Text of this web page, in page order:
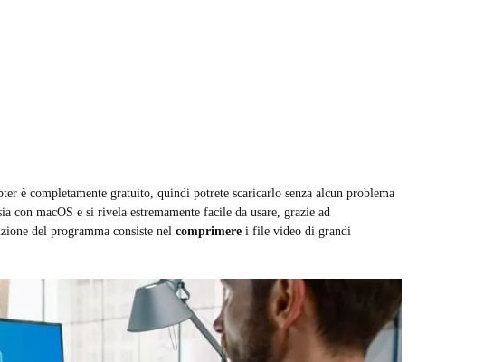
è completamente gratuito, quindi potrete scaricarlo senza alcun problema
macOS e si rivela estremamente facile da usare, grazie ad
del programma consiste nelcomprimerei file video di grandi